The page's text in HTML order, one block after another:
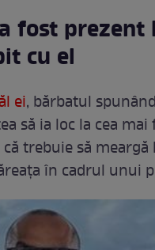
fost
cu el
ei, bărbatul
să ia loc la cea
trebuie să meargă
în cadrul unui